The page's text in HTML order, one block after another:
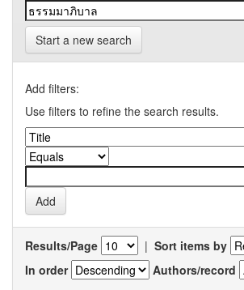
Start a new search
Add filters:
Use filters to refine the search results.
Results/Page | Sort items by
In order
Authors/record